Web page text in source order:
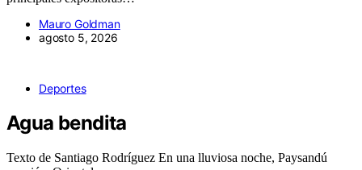
Mauro Goldman
agosto 5, 2026
Deportes
Agua bendita
Texto de Santiago Rodríguez En una lluviosa noche, Paysandú